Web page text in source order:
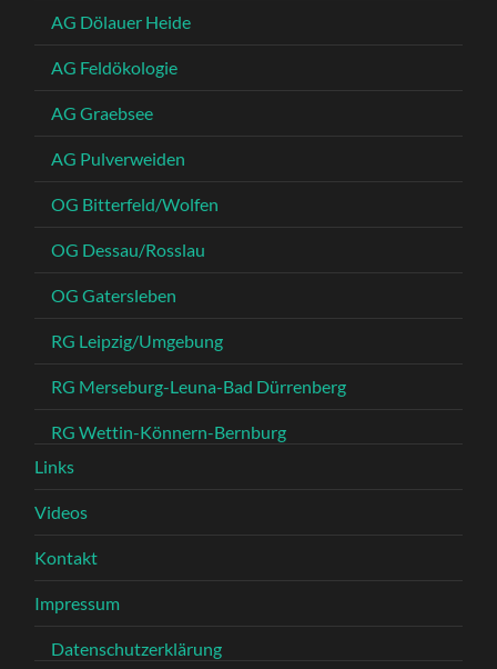
AG Dölauer Heide
AG Feldökologie
AG Graebsee
AG Pulverweiden
OG Bitterfeld/Wolfen
OG Dessau/Rosslau
OG Gatersleben
RG Leipzig/Umgebung
RG Merseburg-Leuna-Bad Dürrenberg
RG Wettin-Könnern-Bernburg
Links
Videos
Kontakt
Impressum
Datenschutzerklärung